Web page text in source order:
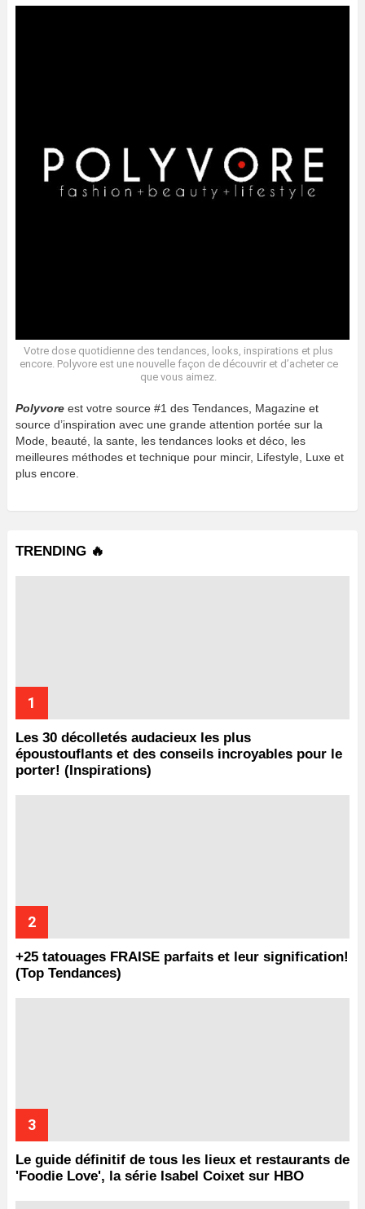
Votre dose quotidienne des tendances, looks, inspirations et plus
encore. Polyvore est une nouvelle façon de découvrir et d’acheter ce
que vous aimez.
Polyvore est votre source #1 des Tendances, Magazine et
source d’inspiration avec une grande attention portée sur la
Mode, beauté, la sante, les tendances looks et déco, les
meilleures méthodes et technique pour mincir, Lifestyle, Luxe et
plus encore.
TRENDING 🔥
Les 30 décolletés audacieux les plus
époustouflants et des conseils incroyables pour le
porter! (Inspirations)
+25 tatouages ​​FRAISE parfaits et leur signification!
(Top Tendances)
Le guide définitif de tous les lieux et restaurants de
'Foodie Love', la série Isabel Coixet sur HBO